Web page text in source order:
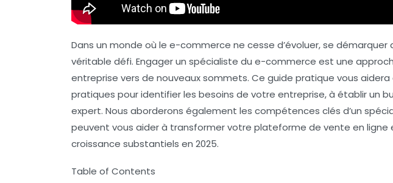
Dans un monde où le e-commerce ne cesse d’évoluer, se
véritable défi. Engager un spécialiste du e-commerce est une
entreprise vers de nouveaux sommets. Ce guide pratique vous
pratiques pour identifier les besoins de votre entreprise, à établir un
expert. Nous aborderons également les compétences clés d’un
peuvent vous aider à transformer votre plateforme de vente en
croissance substantiels en 2025.
Table of Contents